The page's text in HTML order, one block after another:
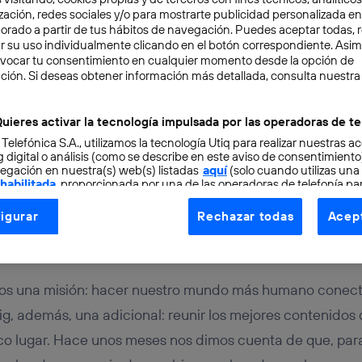
THINK BIG 2 min
al nuevo Think Big
una misión: hacer nuestro mundo más humano
además, una adicional: reunir los mejores
lugar. Hace unos meses nos dimos cuenta de que,
redes sociales y/o para mostrarte publicidad personalizada
a partir de tus hábitos de navegación. Puedes aceptar todas,
su uso individualmente clicando en el botón correspondiente.
tu consentimiento en cualquier momento desde la opción de
Si deseas obtener información más detallada, consulta nuestra
activar la tecnología impulsada por las operadoras de
S.A., utilizamos la tecnología Utiq para realizar nuestras
digital o análisis (como se describe en este aviso de
en nuestra(s) web(s) listadas aquí(solo cuando utilizas una
, proporcionada por una de las operadoras de telefonía
consentimiento en cada página web).
Utiq está diseñada con la privacidad como prioridad
la conexión que utilizas (p. ej., número de teléfono móvil).
se asigna a la conexión de internet, por lo que cualquier
dispositivo y consienta el uso de la tecnología recibirá el mismo
Rechazar todas